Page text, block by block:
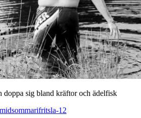
doppa sig bland kräftor och ädelfisk